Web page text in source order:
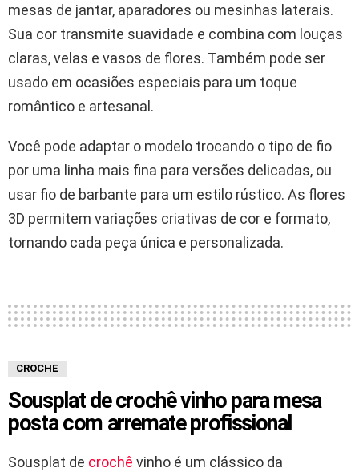
mesas de jantar, aparadores ou mesinhas laterais.
Sua cor transmite suavidade e combina com louças
claras, velas e vasos de flores. Também pode ser
usado em ocasiões especiais para um toque
romântico e artesanal.
Você pode adaptar o modelo trocando o tipo de fio
por uma linha mais fina para versões delicadas, ou
usar fio de barbante para um estilo rústico. As flores
3D permitem variações criativas de cor e formato,
tornando cada peça única e personalizada.
CROCHE
Sousplat de crochê vinho para mesa
posta com arremate profissional
Sousplat de crochê vinho é um clássico da